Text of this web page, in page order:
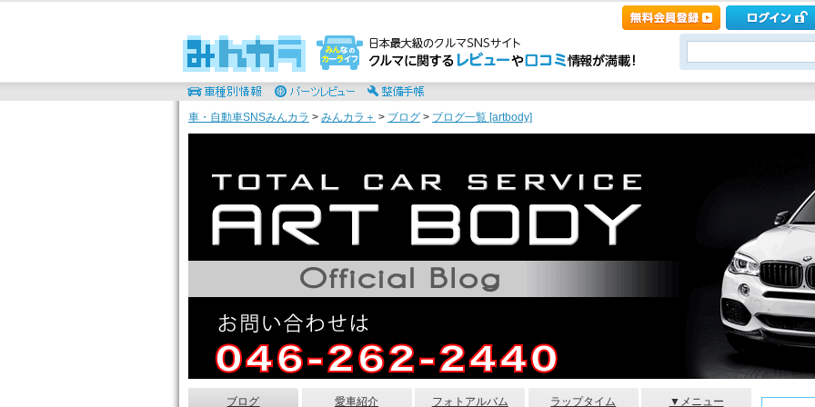
車・自動車SNSみんカラ > みんカラ＋ > ブログ > ブログ一覧 [artbody]
ブログ 愛車紹介 フォトアルバム ラップタイム ▼メニュー